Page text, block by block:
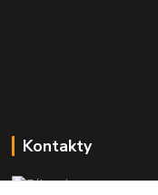
Kontakty